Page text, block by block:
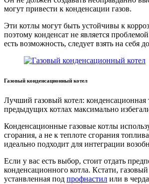
могут привести к конденсации газов.
Эти котлы могут быть устойчивы к
поэтому конденсат не является
есть возможность, следует взять на
Газовый конденсационный котел
Лучший газовый котел:
предыдущих котлах максимально
Конденсационные газовые котлы
сгорания, а не к теплоте сгорания
идеально подходит для интеграции
Если у вас есть выбор, стоит отдать
конденсационного котла. Кстати,
устанвленная под профнастил или в